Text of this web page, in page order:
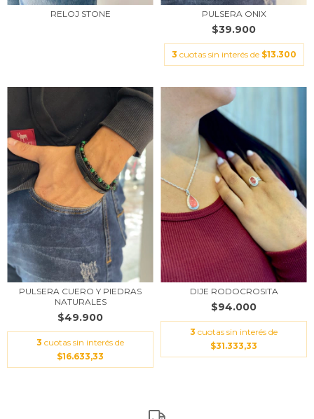
RELOJ STONE PULSERA ONIX
$39.900
3 cuotas sin interés de $13.300
PULSERA CUERO Y PIEDRAS
NATURALES
$49.900
3 cuotas sin interés de
$16.633,33
DIJE RODOCROSITA
$94.000
3 cuotas sin interés de
$31.333,33